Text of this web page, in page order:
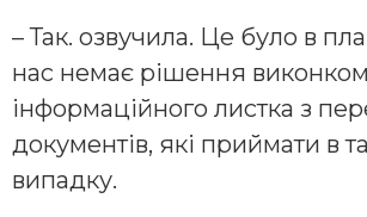
– Так. озвучила. Це було в
нас немає рішення
інформаційного листка з
документів, які приймати в
випадку.